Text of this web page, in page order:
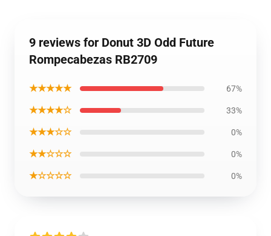
9 reviews for Donut 3D Odd Future
Rompecabezas RB2709
★★★★★ 67%
★★★★☆ 33%
★★★☆☆ 0%
★★☆☆☆ 0%
★☆☆☆☆ 0%